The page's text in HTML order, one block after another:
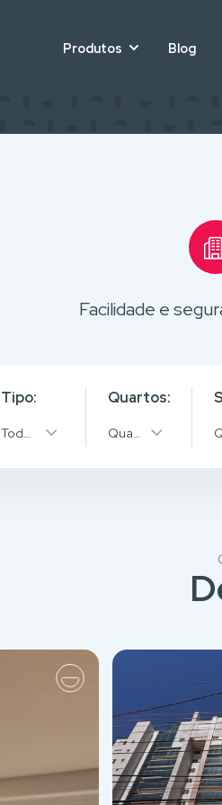
Produtos Blog
Facilidade e
Tipo:
Todos os Tipos
Quartos:
Quantidade